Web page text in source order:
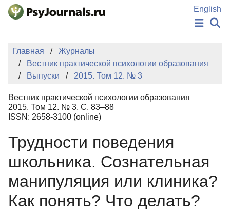
Перейти к основному содержанию
English
НОВОСТИ
ИЗДАНИЯ
АВТОРЫ
БАЗА ЗНАНИЙ
КЛЮЧЕВЫЕ СЛОВА
Регистрация
Главная
Журналы
Вестник практической психологии образования
Выпуски
2015. Том 12. № 3
Вестник практической психологии образования
2015. Том 12. № 3. С. 83–88
ISSN: 2658-3100 (online)
Трудности поведения
школьника. Сознательная
манипуляция или клиника?
Как понять? Что делать?